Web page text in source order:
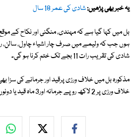
یہ خبر بھی پڑھیں:شادی کی عمر 18 سال
بل میں کہا گیا ہے کہ مہندی، منگنی اور نکاح کے
ہوں جب کہ ولیمے میں صرف چار اشیاء چاول، سالن،
شادی کی تقریب رات 11 بجے تک ختم کرنا ہو گی۔
مذکورہ بل میں خلاف ورزی پرقید اور جرمانے کی سزا
خلاف ورزی پر 2 لاکھ روپے جرمانہ اور3 ماہ قید یا دونوں سزائیں ہوں گی۔